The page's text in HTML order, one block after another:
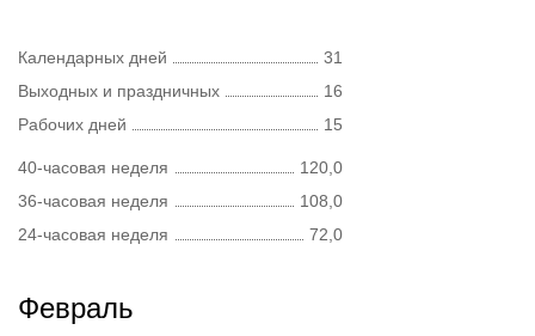
Календарных дней
31
Выходных и праздничных
16
Рабочих дней
15
40-часовая неделя
120,0
36-часовая неделя
108,0
24-часовая неделя
72,0
Февраль